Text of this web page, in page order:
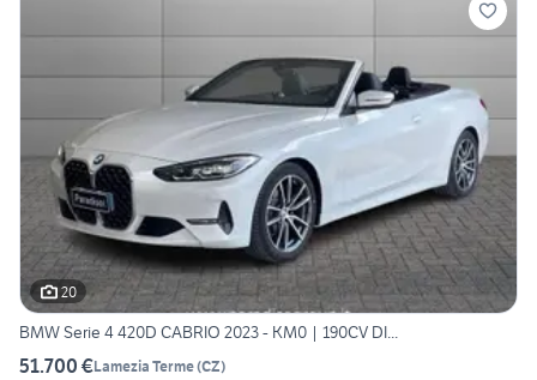
20
BMW Serie 4 420D CABRIO 2023 - KM0 | 190CV DI...
51.700 €Lamezia Terme(CZ)